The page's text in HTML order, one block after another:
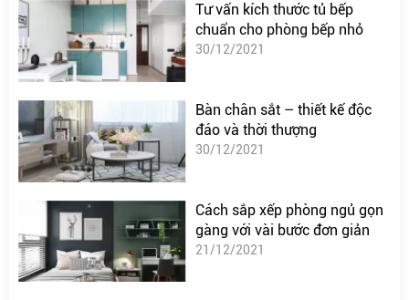
Tư vấn kích thước tủ bếp
chuẩn cho phòng bếp nhỏ
30/12/2021
Bàn chân sắt – thiết kế độc
đáo và thời thượng
30/12/2021
Cách sắp xếp phòng ngủ gọn
gàng với vài bước đơn giản
21/12/2021